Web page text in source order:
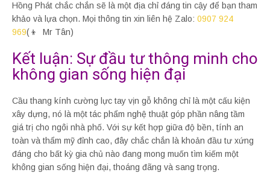
Hồng Phát chắc chắn sẽ là một địa chỉ đáng tin cậy để bạn tham
khảo và lựa chọn. Mọi thông tin xin liên hệ Zalo: 0907 924
969(👦 Mr Tân)
Kết luận: Sự đầu tư thông minh cho
không gian sống hiện đại
Cầu thang kính cường lực tay vịn gỗ không chỉ là một cấu kiện
xây dựng, nó là một tác phẩm nghệ thuật góp phần nâng tầm
giá trị cho ngôi nhà phố. Với sự kết hợp giữa độ bền, tính an
toàn và thẩm mỹ đỉnh cao, đây chắc chắn là khoản đầu tư xứng
đáng cho bất kỳ gia chủ nào đang mong muốn tìm kiếm một
không gian sống hiện đại, thoáng đãng và sang trọng.